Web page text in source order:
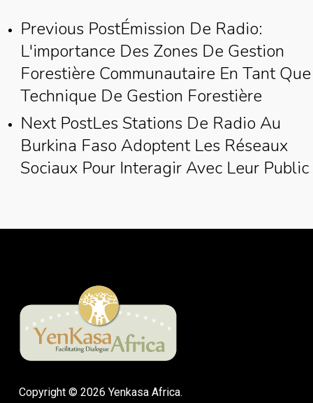
Previous PostÉmission De Radio:
L'importance Des Zones De Gestion
Forestière Communautaire En Tant Que
Technique De Gestion Forestière
Next PostLes Stations De Radio Au
Burkina Faso Adoptent Les Réseaux
Sociaux Pour Interagir Avec Leur Public
Copyright © 2026 Yenkasa Africa.